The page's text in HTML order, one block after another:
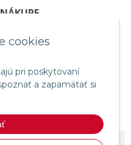
cookies
pri poskytovaní
a zapamätať si
PORIADOK